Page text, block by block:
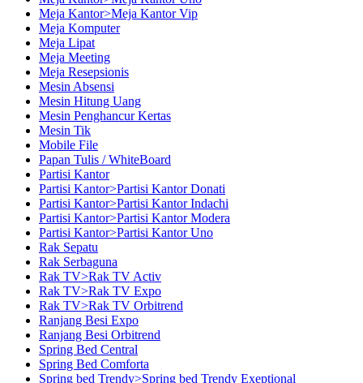
Meja Kantor>Meja Kantor Vip
Meja Komputer
Meja Lipat
Meja Meeting
Meja Resepsionis
Mesin Absensi
Mesin Hitung Uang
Mesin Penghancur Kertas
Mesin Tik
Mobile File
Papan Tulis / WhiteBoard
Partisi Kantor
Partisi Kantor>Partisi Kantor Donati
Partisi Kantor>Partisi Kantor Indachi
Partisi Kantor>Partisi Kantor Modera
Partisi Kantor>Partisi Kantor Uno
Rak Sepatu
Rak Serbaguna
Rak TV>Rak TV Activ
Rak TV>Rak TV Expo
Rak TV>Rak TV Orbitrend
Ranjang Besi Expo
Ranjang Besi Orbitrend
Spring Bed Central
Spring Bed Comforta
Spring bed Trendy>Spring bed Trendy Exeptional